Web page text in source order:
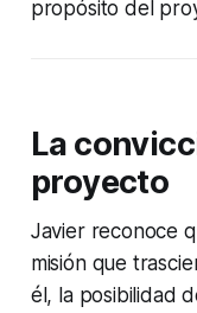
propósito del
La
proyecto
Javier reconoce
misión que
él, la posibilidad